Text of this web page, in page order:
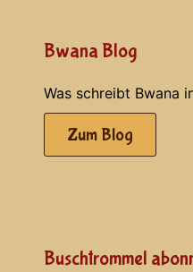
Bwana Blog
Was schreibt Bwana
Zum Blog
Buschtrommel